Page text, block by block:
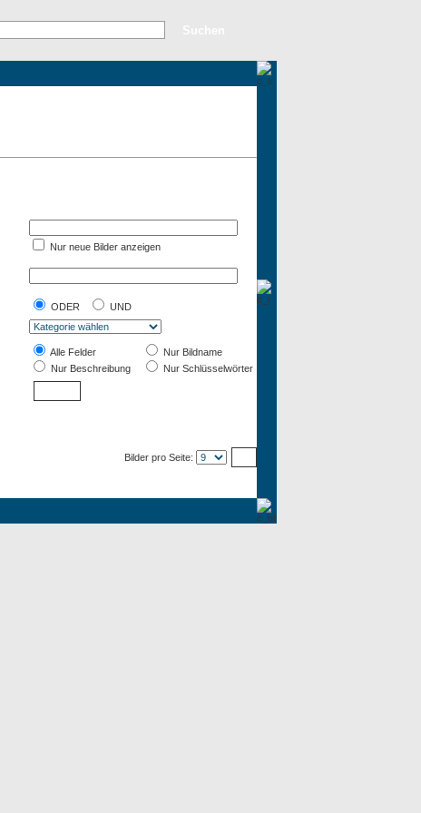
Nur neue Bilder anzeigen
ODER
UND
Alle Felder
Nur Bildname
Nur Beschreibung
Nur Schlüsselwörter
Bilder pro Seite: